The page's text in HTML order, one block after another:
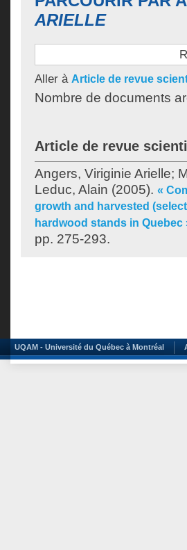
ARIELLE
Aller à Article de revue
Nombre de documents
Article de revue
Angers, Viriginie Arielle;
Leduc, Alain (2005). «
growth and harvested
hardwood stands in Quebec
pp. 275-293.
UQAM - Université du Québec à Montréal